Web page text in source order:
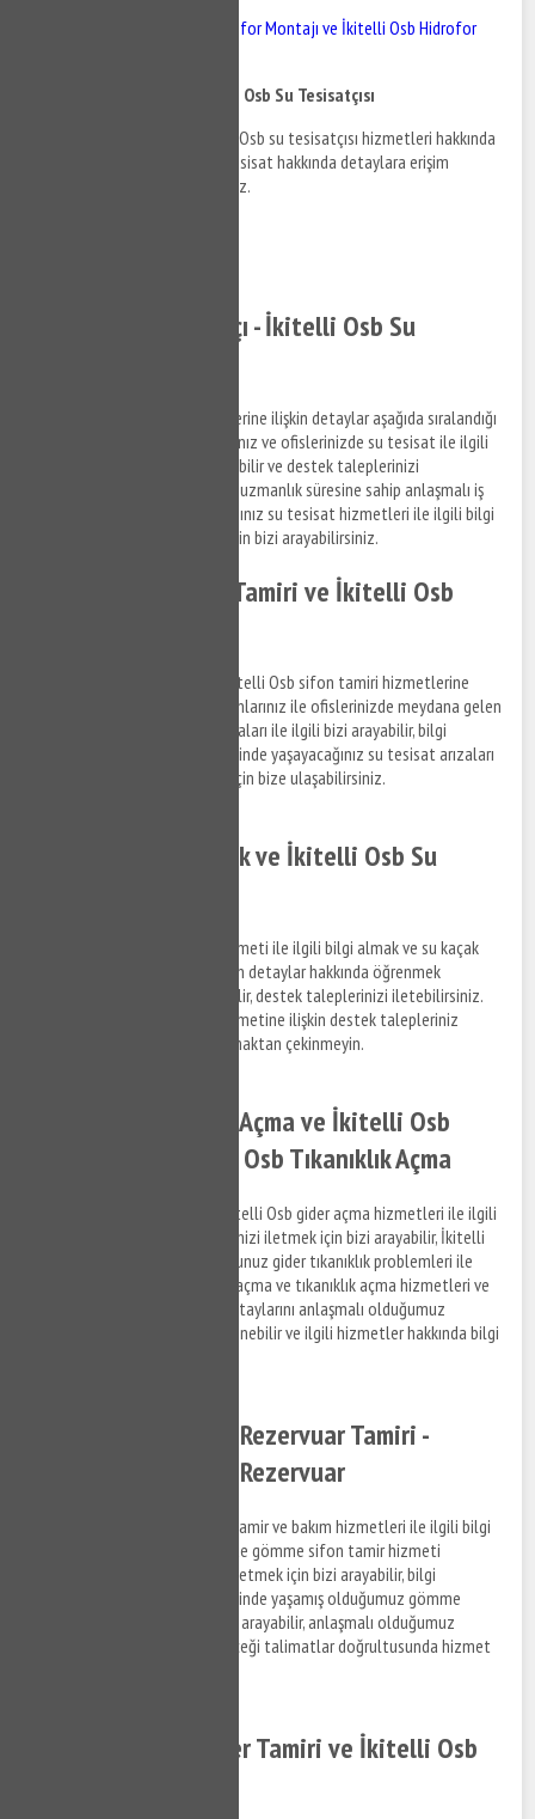
İkitelli Osb Hidrofor Montajı ve İkitelli Osb Hidrofor
İkitelli Osb Tesisatçı - İkitelli Osb Su Tesisatçısı
İkitelli Osb tesisatçı ve İkitelli Osb su tesisatçısı hizmetleri hakkında
bilgi almak ve İkitelli Osb su tesisat hakkında detaylara erişim
sağlamak için bizi arayabilirsiniz.
İkitelli Osb Tesisatçı - İkitelli Osb Su
İkitelli Osb su tesisat hizmetlerine ilişkin detaylar aşağıda sıralandığı
şekildedir. Sizde yaşam alanlarınız ve ofislerinizde su tesisat ile ilgili
bir arıza yaşıyorsanız bizi arayabilir ve destek taleplerinizi
iletebilirsiniz. Birbirinden farklı uzmanlık süresine sahip anlaşmalı iş
ortaklarımız aracılığı ile alacağınız su tesisat hizmetleri ile ilgili bilgi
almak ve destek talepleriniz için bizi arayabilirsiniz.
İkitelli Osb Klozet Tamiri ve İkitelli Osb
İkitelli Osb klozet tamiri ve İkitelli Osb sifon tamiri hizmetlerine
ilişkin bilgi almak ve yaşam alanlarınız ile ofislerinizde meydana gelen
su tesisat, klozet ve sifon arızaları ile ilgili bizi arayabilir, bilgi
alabilirsiniz. İkitelli Osb bölgesinde yaşayacağınız su tesisat arızaları
için kısa sürede destek almak için bize ulaşabilirsiniz.
İkitelli Osb Su Kaçak ve İkitelli Osb Su
İkitelli Osb su kaçak bulma hizmeti ile ilgili bilgi almak ve su kaçak
tespit tamir hizmetlerine ilişkin detaylar hakkında öğrenmek
istediğiniz konuları bize sorabilir, destek taleplerinizi iletebilirsiniz.
İkitelli Osb su kaçak bulma hizmetine ilişkin destek talepleriniz
hakkında bizimle bağlantı kurmaktan çekinmeyin.
İkitelli Osb Lavabo Açma ve İkitelli Osb
Gider Açma - İkitelli Osb Tıkanıklık Açma
İkitelli Osb lavabo açma ve İkitelli Osb gider açma hizmetleri ile ilgili
bilgi almak ve destek taleplerinizi iletmek için bizi arayabilir, İkitelli
Osb bölgesinde yaşamış olduğunuz gider tıkanıklık problemleri ile
ilgili destek alabilirsiniz. Gider açma ve tıkanıklık açma hizmetleri ve
ilgili hizmetlere ilişkin ücret detaylarını anlaşmalı olduğumuz
firmaların elemanlarından öğrenebilir ve ilgili hizmetler hakkında bilgi
İkitelli Osb Gömme Rezervuar Tamiri -
İkitelli Osb Gömme Rezervuar
İkitelli Osb gömme rezervuar tamir ve bakım hizmetleri ile ilgili bilgi
almak ve İkitelli Osb bölgesinde gömme sifon tamir hizmeti
hakkında destek taleplerinizi iletmek için bizi arayabilir, bilgi
alabilirsiniz. İkitelli Osb bölgesinde yaşamış olduğumuz gömme
rezervuar sorunları ile ilgili bizi arayabilir, anlaşmalı olduğumuz
firmaların personellerinin vereceği talimatlar doğrultusunda hizmet
İkitelli Osb Kalorifer Tamiri ve İkitelli Osb